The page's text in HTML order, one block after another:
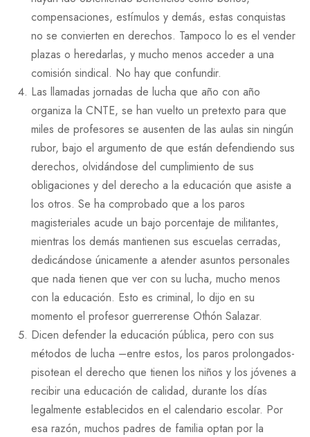
compensaciones, estímulos y demás, estas conquistas
no se convierten en derechos. Tampoco lo es el vender
plazas o heredarlas, y mucho menos acceder a una
comisión sindical. No hay que confundir.
Las llamadas jornadas de lucha que año con año
organiza la CNTE, se han vuelto un pretexto para que
miles de profesores se ausenten de las aulas sin ningún
rubor, bajo el argumento de que están defendiendo sus
derechos, olvidándose del cumplimiento de sus
obligaciones y del derecho a la educación que asiste a
los otros. Se ha comprobado que a los paros
magisteriales acude un bajo porcentaje de militantes,
mientras los demás mantienen sus escuelas cerradas,
dedicándose únicamente a atender asuntos personales
que nada tienen que ver con su lucha, mucho menos
con la educación. Esto es criminal, lo dijo en su
momento el profesor guerrerense Othón Salazar.
Dicen defender la educación pública, pero con sus
métodos de lucha –entre estos, los paros prolongados-
pisotean el derecho que tienen los niños y los jóvenes a
recibir una educación de calidad, durante los días
legalmente establecidos en el calendario escolar. Por
esa razón, muchos padres de familia optan por la